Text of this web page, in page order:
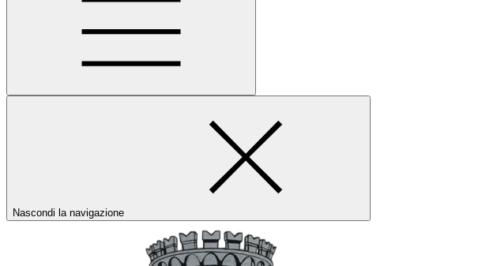
Nascondi la navigazione